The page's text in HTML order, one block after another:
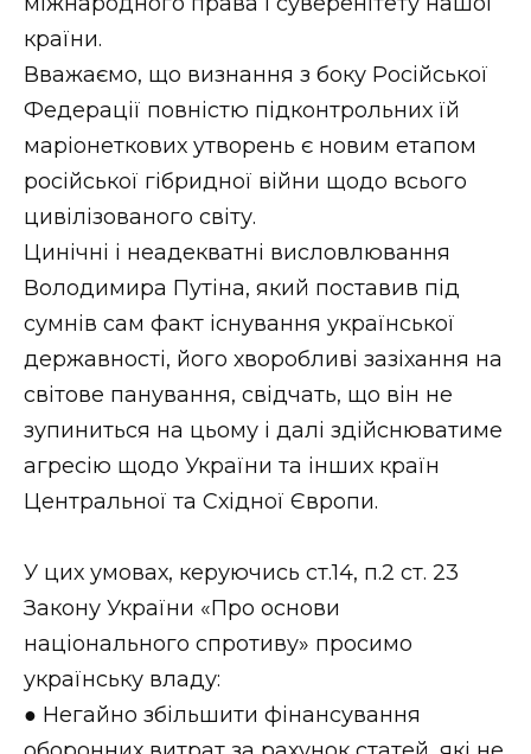
країни.
Вважаємо, що визнання з боку Російської
Федерації повністю підконтрольних їй
маріонеткових утворень є новим етапом
російської гібридної війни щодо всього
цивілізованого світу.
Цинічні і неадекватні висловлювання
Володимира Путіна, який поставив під
сумнів сам факт існування української
державності, його хворобливі зазіхання на
світове панування, свідчать, що він не
зупиниться на цьому і далі здійснюватиме
агресію щодо України та інших країн
Центральної та Східної Європи.
У цих умовах, керуючись ст.14, п.2 ст. 23
Закону України «Про основи
національного спротиву» просимо
українську владу:
● Негайно збільшити фінансування